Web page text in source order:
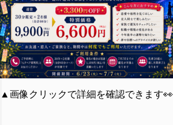
▲画像クリックで詳細を確認できます👀